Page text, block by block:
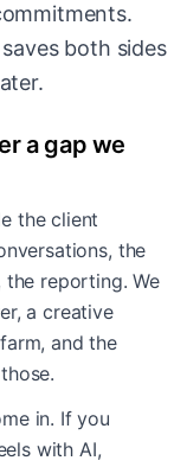
both sides
a gap we
the client
the
the reporting. We
a creative
and the
in. If you
with AI,